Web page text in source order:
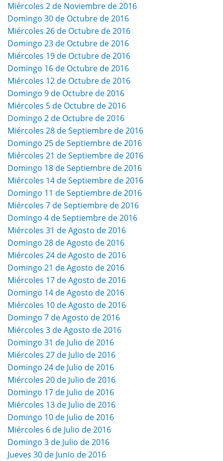
Miércoles 2 de Noviembre de 2016
Domingo 30 de Octubre de 2016
Miércoles 26 de Octubre de 2016
Domingo 23 de Octubre de 2016
Miércoles 19 de Octubre de 2016
Domingo 16 de Octubre de 2016
Miércoles 12 de Octubre de 2016
Domingo 9 de Octubre de 2016
Miércoles 5 de Octubre de 2016
Domingo 2 de Octubre de 2016
Miércoles 28 de Septiembre de 2016
Domingo 25 de Septiembre de 2016
Miércoles 21 de Septiembre de 2016
Domingo 18 de Septiembre de 2016
Miércoles 14 de Septiembre de 2016
Domingo 11 de Septiembre de 2016
Miércoles 7 de Septiembre de 2016
Domingo 4 de Septiembre de 2016
Miércoles 31 de Agosto de 2016
Domingo 28 de Agosto de 2016
Miércoles 24 de Agosto de 2016
Domingo 21 de Agosto de 2016
Miércoles 17 de Agosto de 2016
Domingo 14 de Agosto de 2016
Miércoles 10 de Agosto de 2016
Domingo 7 de Agosto de 2016
Miércoles 3 de Agosto de 2016
Domingo 31 de Julio de 2016
Miércoles 27 de Julio de 2016
Domingo 24 de Julio de 2016
Miércoles 20 de Julio de 2016
Domingo 17 de Julio de 2016
Miércoles 13 de Julio de 2016
Domingo 10 de Julio de 2016
Miércoles 6 de Julio de 2016
Domingo 3 de Julio de 2016
Jueves 30 de Junio de 2016